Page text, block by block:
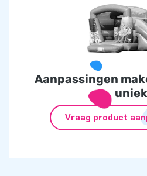
Aanpassingen
uniek
Vraag product